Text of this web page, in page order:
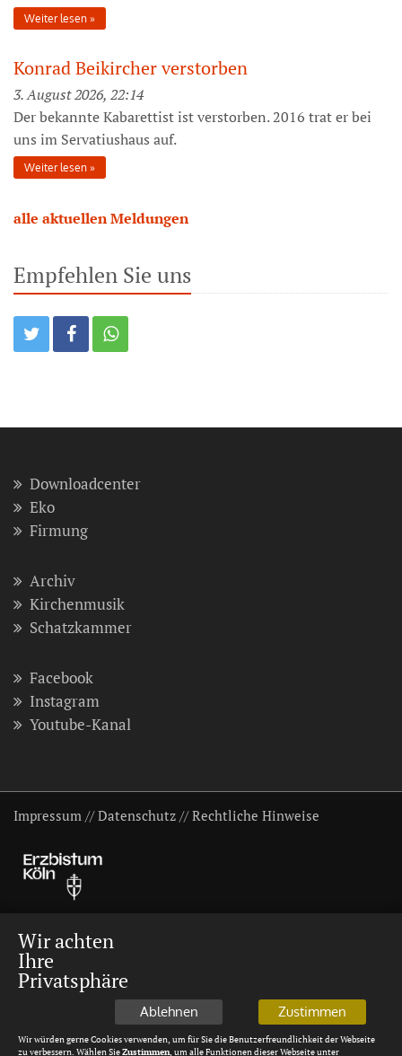
Weiter lesen
Konrad Beikircher verstorben
3. August 2026, 22:14
Der bekannte Kabarettist ist verstorben. 2016 trat er bei
uns im Servatiushaus auf.
Weiter lesen
alle aktuellen Meldungen
Empfehlen Sie uns
Downloadcenter
Eko
Firmung
Archiv
Kirchenmusik
Schatzkammer
Facebook
Instagram
Youtube-Kanal
Impressum //Datenschutz //Rechtliche Hinweise
Wir achten
Ihre
Privatsphäre
Ablehnen Zustimmen
Wir würden gerne Cookies verwenden, um für Sie die Benutzerfreundlichkeit der Webseite
zu verbessern. Wählen SieZustimmen, um alle Funktionen dieser Webseite unter